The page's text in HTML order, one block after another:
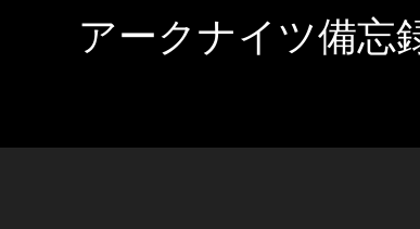
アークナイツ備忘